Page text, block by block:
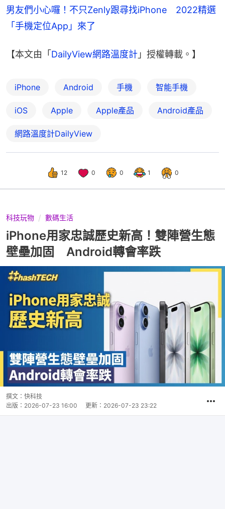
男友們小心囉！不只Zenly跟尋找iPhone　2022精選
「手機定位App」來了
【本文由「 DailyView網路溫度計 」授權轉載。】
iPhone Android 手機 智能手機
iOS Apple Apple產品 Android產品
網路溫度計DailyView
12 0 0 1 0
科技玩物 數碼生活
iPhone用家忠誠歷史新高！雙陣營生態
壁壘加固 Android轉會率跌
撰文： 快科技
出版： 2026-07-23 16:00 更新： 2026-07-23 23:22